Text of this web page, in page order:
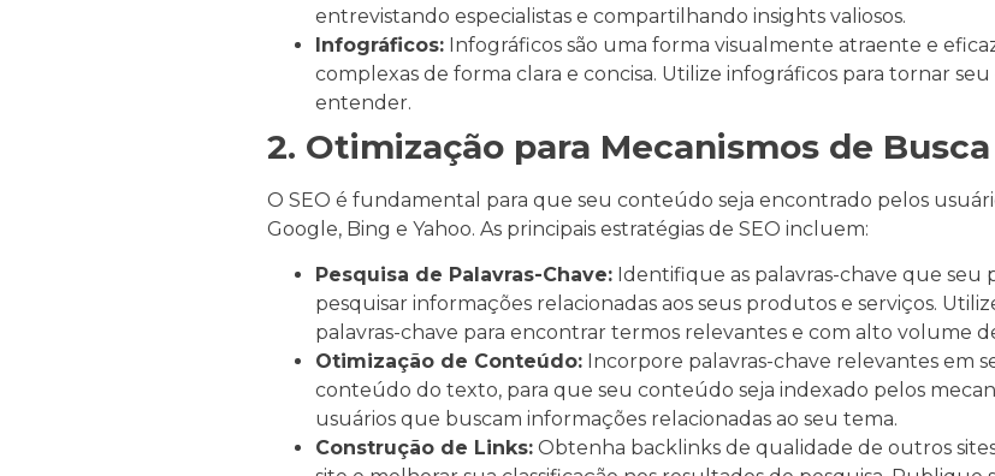
entrevistando especialistas e compartilhando insights valiosos.
Infográficos: Infográficos são uma forma visualmente atraente e
complexas de forma clara e concisa. Utilize infográficos para tornar
entender.
2. Otimização para Mecanismos de Busca
O SEO é fundamental para que seu conteúdo seja encontrado pelos
Google, Bing e Yahoo. As principais estratégias de SEO incluem:
Pesquisa de Palavras-Chave: Identifique as palavras-chave que seu
pesquisar informações relacionadas aos seus produtos e serviços.
palavras-chave para encontrar termos relevantes e com alto volume
Otimização de Conteúdo: Incorpore palavras-chave relevantes em
conteúdo do texto, para que seu conteúdo seja indexado pelos
usuários que buscam informações relacionadas ao seu tema.
Construção de Links: Obtenha backlinks de qualidade de outros